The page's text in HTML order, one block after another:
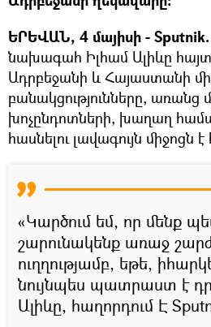
ԵՐԵՎԱՆ, 4 մայիսի - Sputnik.
նախագահ Իլհամ Ալիևը
Ադրբեջանի և Հայաստանի
բանակցությունները, առանց
խոչընդոտների, խաղաղ
հասնելու լավագույն միջոցն
«Կարծում եմ, որ մենք
շարունակենք առաջ
ուղղությամբ, եթե,
նույնպես պատրաստ է
Ալիևը, հաղորդում Է